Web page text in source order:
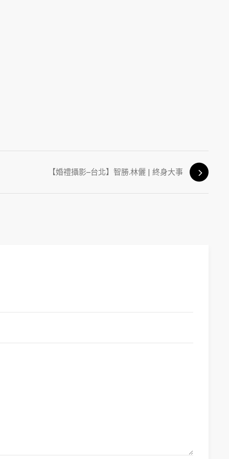
【婚禮攝影–台北】智勝.林儷 | 終身大事